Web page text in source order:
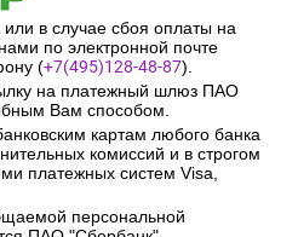
в случае сбоя оплаты на
по электронной почте
(+7(495)128-48-87).
на платежный шлюз ПАО
Вам способом.
картам любого банка
комиссий и в строгом
платежных систем Visa,
персональной